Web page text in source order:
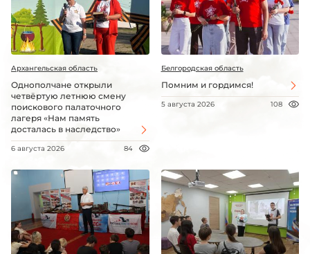
Архангельская область
Однополчане открыли
четвёртую летнюю смену
поискового палаточного
лагеря «Нам память
досталась в наследство»
6 августа 2026 84
Белгородская область
Помним и гордимся!
5 августа 2026 108